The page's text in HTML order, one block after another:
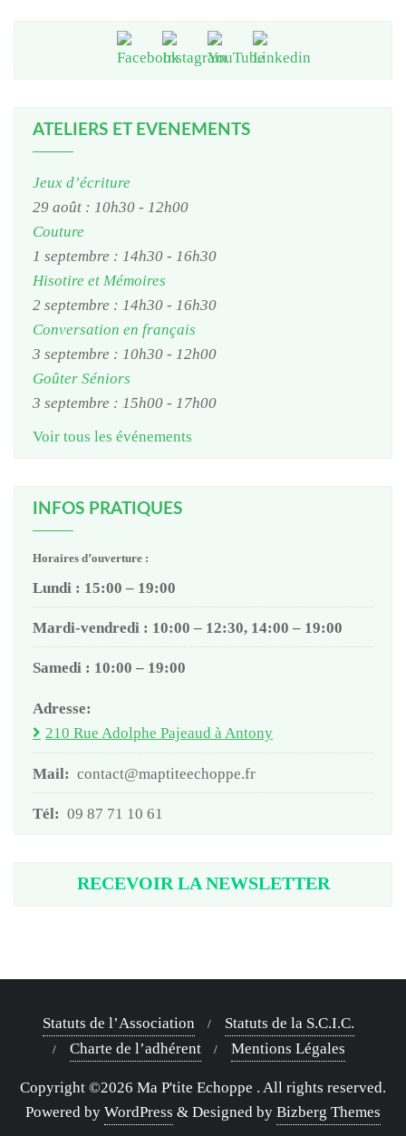
ATELIERS ET EVENEMENTS
Jeux d’écriture
29 août : 10h30 - 12h00
Couture
1 septembre : 14h30 - 16h30
Hisotire et Mémoires
2 septembre : 14h30 - 16h30
Conversation en français
3 septembre : 10h30 - 12h00
Goûter Séniors
3 septembre : 15h00 - 17h00
Voir tous les événements
INFOS PRATIQUES
Horaires d’ouverture :
Lundi : 15:00 – 19:00
Mardi-vendredi : 10:00 – 12:30, 14:00 – 19:00
Samedi : 10:00 – 19:00
Adresse:
210 Rue Adolphe Pajeaud à Antony
Mail: contact@maptiteechoppe.fr
Tél: 09 87 71 10 61
RECEVOIR LA NEWSLETTER
Statuts de l’Association
Statuts de la S.C.I.C.
Charte de l’adhérent
Mentions Légales
Copyright ©2026 Ma P'tite Echoppe . All rights reserved.
Powered by WordPress & Designed by Bizberg Themes